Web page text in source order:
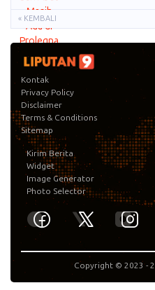
« KEMBALI
Kontak
Privacy Policy
Disclaimer
Terms & Conditions
Sitemap
Kirim Berita
Widget
Image Generator
Photo Selector
Copyright © 2023 -